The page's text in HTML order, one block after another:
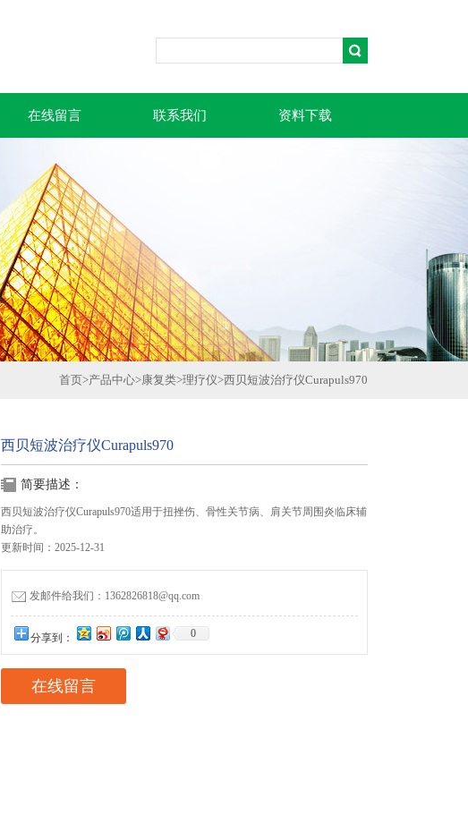
在线留言 联系我们 资料下载
首页>产品中心>康复类>理疗仪>西贝短波治疗仪Curapuls970
西贝短波治疗仪Curapuls970
简要描述：
西贝短波治疗仪Curapuls970适用于扭挫伤、骨性关节病、肩关节周围炎临床辅
助治疗。
更新时间：2025-12-31
发邮件给我们：1362826818@qq.com
分享到： 0
在线留言